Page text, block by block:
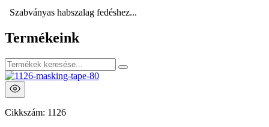
Szabványas habszalag fedéshez...
Termékeink
Cikkszám: 1126